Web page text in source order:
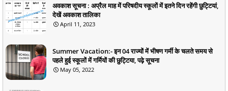
अवकाश सूचना : अप्रैल माह में परिषदीय स्कूलों में इतने दिन रहेंगी छुट्टियां,
देखें अवकाश तालिका
April 11, 2023
Summer Vacation:- इन 04 राज्यों में भीषण गर्मी के चलते समय से
पहले हुई स्कूलों में गर्मियों की छुट्टिया, पढ़े सूचना
May 05, 2022